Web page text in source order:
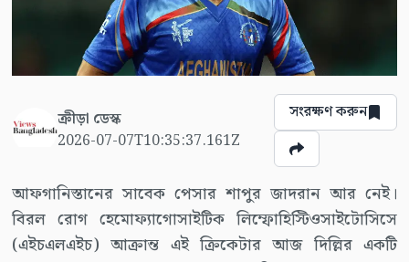
ক্রীড়া ডেস্ক
2026-07-07T10:35:37.161Z
সংরক্ষণ করুন
আফগানিস্তানের সাবেক পেসার শাপুর জাদরান আর নেই।
বিরল রোগ হেমোফ্যাগোসাইটিক লিম্ফোহিস্টিওসাইটোসিসে
(এইচএলএইচ) আক্রান্ত এই ক্রিকেটার আজ দিল্লির একটি